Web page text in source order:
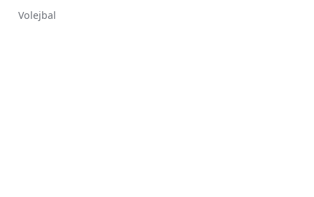
Volejbal